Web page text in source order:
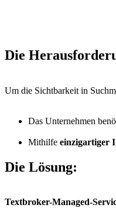
Die
Um die Sichtbarkeit in
Das Unternehmen
Mithilfe einzigartiger
Die Lösung:
Textbroker-Managed-